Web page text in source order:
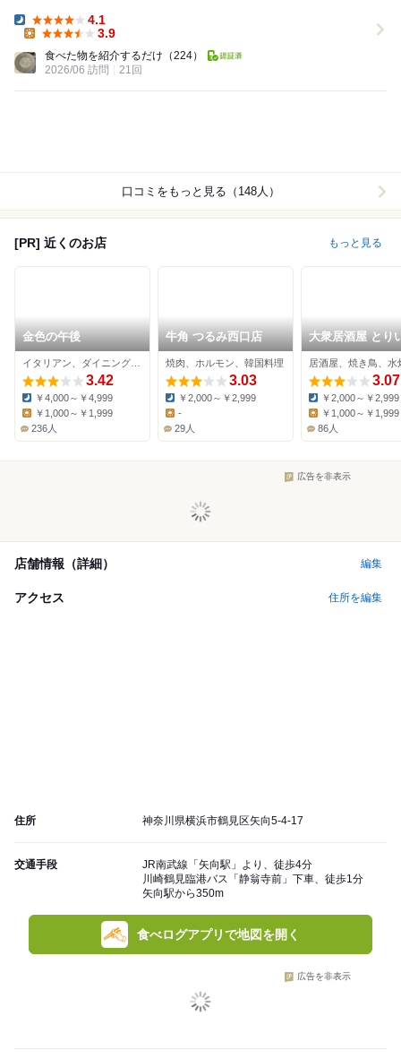
Dinner:
4.1
3.9
食べた物を紹介するだけ （224）
2026/06 訪問
21回
口コミをもっと見る（148人）
[PR] 近くのお店 もっと見る
金色の午後
3.42
Dinner:
￥4,000～￥4,999
￥1,000～￥1,999
236人
牛角 つるみ西口店
焼肉、ホルモン、韓国料理
3.03
Dinner:
￥2,000～￥2,999
Lunch:
-
29人
大衆居酒屋 とり
ず 鶴見東口店
居酒屋、焼き鳥、水
3.07
Dinner:
￥2,000～￥2,999
Lunch:
￥1,000～￥1,999
86人
広告を非表示
店舗情報（詳細） 編集
アクセス 住所を編集
住所 神奈川県横浜市鶴見区矢向5-4-17
交通手段
JR南武線「矢向駅」より、徒歩4分
川崎鶴見臨港バス「静翁寺前」下車、徒歩1分
矢向駅から350m
食べログアプリで地図を開く
広告を非表示